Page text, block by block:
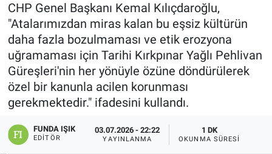
CHP Genel Başkanı Kemal Kılıçdaroğlu,
"Atalarımızdan miras kalan bu eşsiz kültürün
daha fazla bozulmaması ve etik erozyona
uğramaması için Tarihi Kırkpınar Yağlı Pehlivan
Güreşleri'nin her yönüyle özüne döndürülerek
özel bir kanunla acilen korunması
gerekmektedir." ifadesini kullandı.
FUNDA IŞIK
EDITÖR
03.07.2026 - 22:22
YAYINLANMA
1 DK
OKUNMA SÜRESI
ÖZEL HABER
Keşfet
ASTROLOJİ
MANŞET
RESMİ İLANLAR